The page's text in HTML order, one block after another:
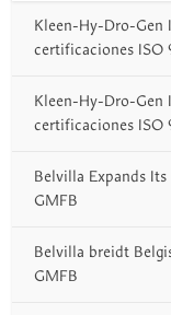
Kleen-Hy-Dro-Gen
certificaciones ISO
Kleen-Hy-Dro-Gen
certificaciones ISO
Belvilla Expands
GMFB
Belvilla breidt
GMFB